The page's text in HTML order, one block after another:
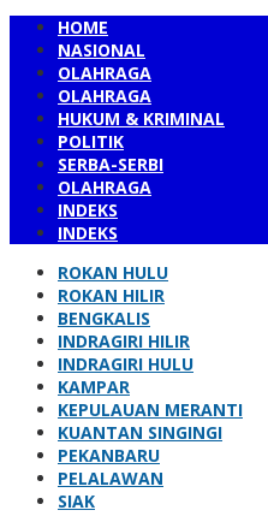
HOME
NASIONAL
OLAHRAGA
OLAHRAGA
HUKUM & KRIMINAL
POLITIK
SERBA-SERBI
OLAHRAGA
INDEKS
INDEKS
ROKAN HULU
ROKAN HILIR
BENGKALIS
INDRAGIRI HILIR
INDRAGIRI HULU
KAMPAR
KEPULAUAN MERANTI
KUANTAN SINGINGI
PEKANBARU
PELALAWAN
SIAK